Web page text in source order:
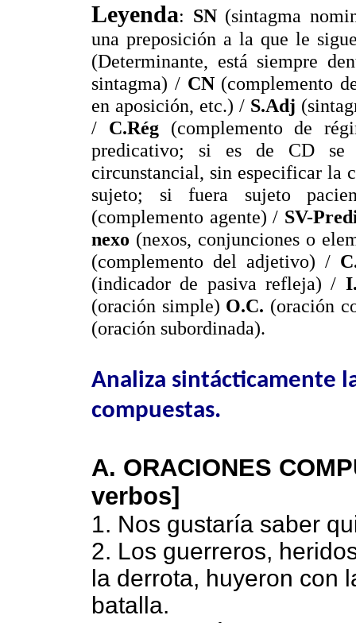
Leyenda: SN(sintagma
una preposición a la que le
(Determinante, está siempre
sintagma) / CN(complemento
en aposición, etc.) /S.Adj
/ C.Rég(complemento de
predicativo; si es de CD
circunstancial, sin especificar la
sujeto; si fuera sujeto
(complemento agente) / SV-
nexo (nexos, conjunciones o
(complemento del adjetivo) /
(indicador de pasiva refleja) /
(oración simple) O.C. (oración
(oración subordinada).
Analiza sintácticamente
compuestas.
A. ORACIONES
verbos]
1. Nos gustaría saber
2. Los guerreros,
la derrota, huyeron con
batalla.